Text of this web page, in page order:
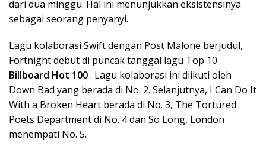
dari dua minggu. Hal ini menunjukkan eksistensinya
sebagai seorang penyanyi.
Lagu kolaborasi Swift dengan Post Malone berjudul,
Fortnight debut di puncak tanggal lagu Top 10
Billboard Hot 100. Lagu kolaborasi ini diikuti oleh
Down Bad yang berada di No. 2. Selanjutnya, I Can Do It
With a Broken Heart berada di No. 3, The Tortured
Poets Department di No. 4 dan So Long, London
menempati No. 5.